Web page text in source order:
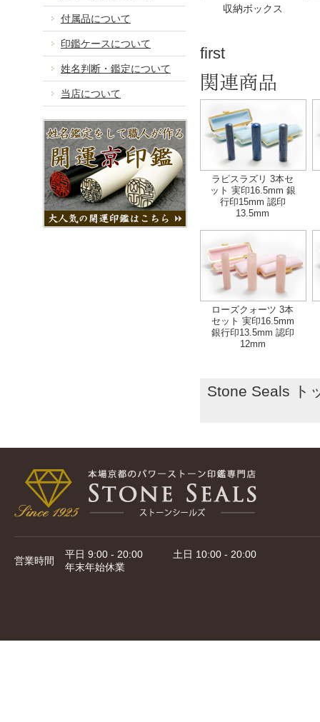
収納ボックス
first
関連商品
ラピスラズリ 3本セ
ット 実印16.5mm 銀
行印15mm 認印
13.5mm
ローズクォーツ 3本
セット 実印16.5mm
銀行印13.5mm 認印
12mm
Stone Seals ト
付属品について
印鑑ケースについて
姓名判断・鑑定について
当店について
営業時間
平日 9:00 - 20:00 土日 10:00 - 20:00
年末年始休業